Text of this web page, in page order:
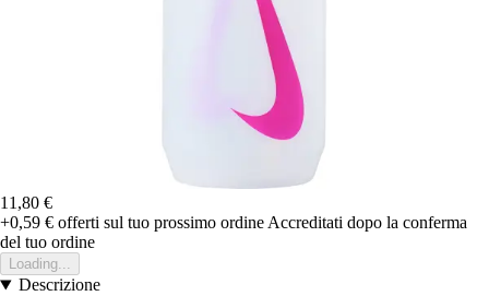
11,80 €
+0,59 € offerti sul tuo prossimo ordine Accreditati dopo la conferma
del tuo ordine
Loading...
Descrizione